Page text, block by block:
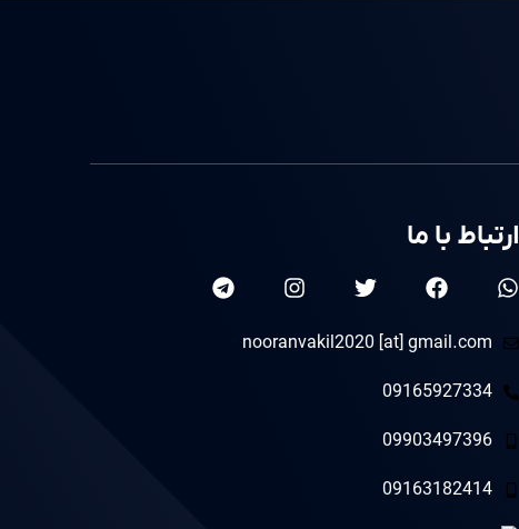
ارتباط با ما
nooranvakil2020 [at] gmail.com
09165927334
09903497396
09163182414